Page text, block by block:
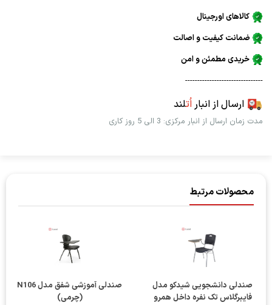
کالاهای اورجینال
ضمانت کیفیت و اصالت
خریدی مطمئن و امن
--------------------------------
ارسال از انباراُتلند
مدت زمان ارسال از انبار مرکزی: 3 الی 5 روز کاری
محصولات مرتبط
صندلی دانشجویی شیدکو مدل
فایبرگلاس تک نفره داخل همرو
صندلی آموزشی شفق مدل N106
(چرمی)